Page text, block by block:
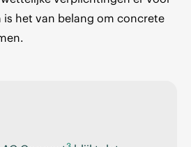
het van belang om concrete